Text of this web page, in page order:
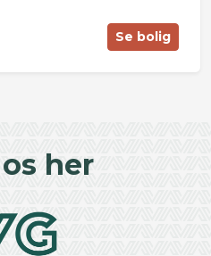
Se bolig
her